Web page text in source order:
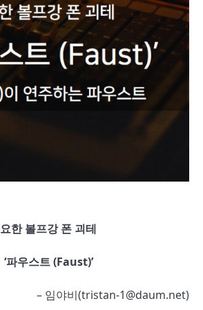
요한 볼프강 폰 괴테
‘파우스트(Faust)’
– 임야비(tristan-1@daum.net)